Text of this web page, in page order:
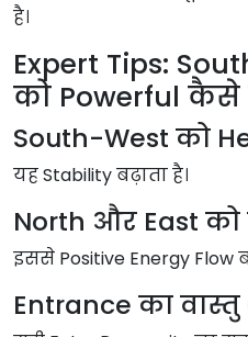
है।
Expert Tips:
को Powerful कैसे
South-West को
यह Stability बढ़ाता है।
North और East
इससे Positive Energy Flow
Entrance का